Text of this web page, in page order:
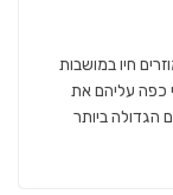
חיו במושבות
כפה עליהם את
הגדולה ביותר